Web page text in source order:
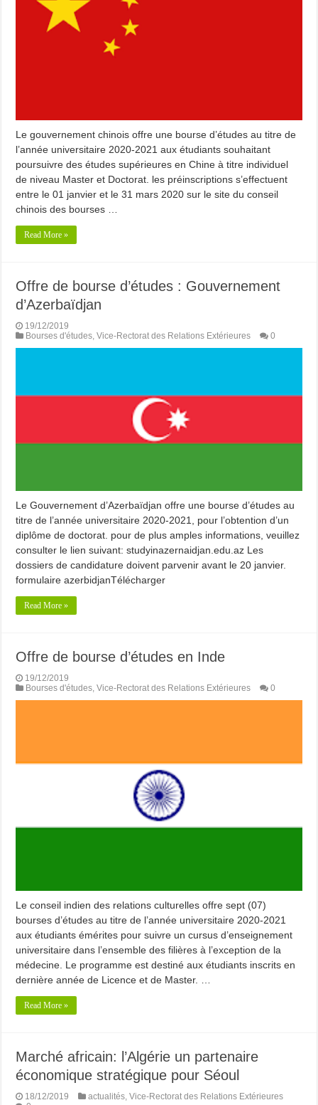
Le gouvernement chinois offre une bourse d’études au titre de
l’année universitaire 2020-2021 aux étudiants souhaitant
poursuivre des études supérieures en Chine à titre individuel
de niveau Master et Doctorat. les préinscriptions s’effectuent
entre le 01 janvier et le 31 mars 2020 sur le site du conseil
chinois des bourses …
Read More »
Offre de bourse d’études : Gouvernement
d’Azerbaïdjan
19/12/2019
Bourses d'études,Vice-Rectorat des Relations Extérieures 0
Le Gouvernement d’Azerbaïdjan offre une bourse d’études au
titre de l’année universitaire 2020-2021, pour l’obtention d’un
diplôme de doctorat. pour de plus amples informations, veuillez
consulter le lien suivant: studyinazernaidjan.edu.az Les
dossiers de candidature doivent parvenir avant le 20 janvier.
formulaire azerbidjanTélécharger
Read More »
Offre de bourse d’études en Inde
19/12/2019
Bourses d'études,Vice-Rectorat des Relations Extérieures 0
Le conseil indien des relations culturelles offre sept (07)
bourses d’études au titre de l’année universitaire 2020-2021
aux étudiants émérites pour suivre un cursus d’enseignement
universitaire dans l’ensemble des filières à l’exception de la
médecine. Le programme est destiné aux étudiants inscrits en
dernière année de Licence et de Master. …
Read More »
Marché africain: l’Algérie un partenaire
économique stratégique pour Séoul
18/12/2019 actualités ,Vice-Rectorat des Relations Extérieures